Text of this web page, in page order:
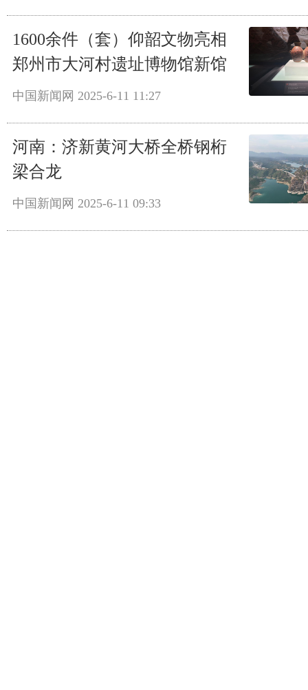
1600余件（套）仰韶文物亮相
郑州市大河村遗址博物馆新馆
中国新闻网 2025-6-11 11:27
河南：济新黄河大桥全桥钢桁
梁合龙
中国新闻网 2025-6-11 09:33